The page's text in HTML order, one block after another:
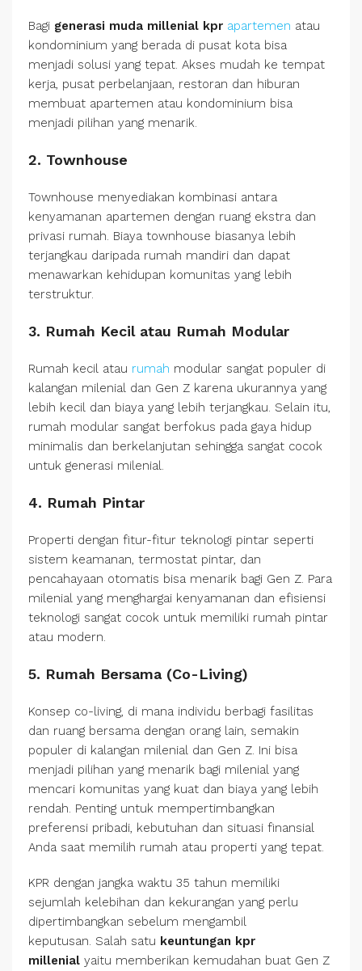
Bagi generasi muda millenial kpr apartemen atau
kondominium yang berada di pusat kota bisa
menjadi solusi yang tepat. Akses mudah ke tempat
kerja, pusat perbelanjaan, restoran dan hiburan
membuat apartemen atau kondominium bisa
menjadi pilihan yang menarik.
2. Townhouse
Townhouse menyediakan kombinasi antara
kenyamanan apartemen dengan ruang ekstra dan
privasi rumah. Biaya townhouse biasanya lebih
terjangkau daripada rumah mandiri dan dapat
menawarkan kehidupan komunitas yang lebih
terstruktur.
3. Rumah Kecil atau Rumah Modular
Rumah kecil atau rumah modular sangat populer di
kalangan milenial dan Gen Z karena ukurannya yang
lebih kecil dan biaya yang lebih terjangkau. Selain itu,
rumah modular sangat berfokus pada gaya hidup
minimalis dan berkelanjutan sehingga sangat cocok
untuk generasi milenial.
4. Rumah Pintar
Properti dengan fitur-fitur teknologi pintar seperti
sistem keamanan, termostat pintar, dan
pencahayaan otomatis bisa menarik bagi Gen Z. Para
milenial yang menghargai kenyamanan dan efisiensi
teknologi sangat cocok untuk memiliki rumah pintar
atau modern.
5. Rumah Bersama (Co-Living)
Konsep co-living, di mana individu berbagi fasilitas
dan ruang bersama dengan orang lain, semakin
populer di kalangan milenial dan Gen Z. Ini bisa
menjadi pilihan yang menarik bagi milenial yang
mencari komunitas yang kuat dan biaya yang lebih
rendah. Penting untuk mempertimbangkan
preferensi pribadi, kebutuhan dan situasi finansial
Anda saat memilih rumah atau properti yang tepat.
KPR dengan jangka waktu 35 tahun memiliki
sejumlah kelebihan dan kekurangan yang perlu
dipertimbangkan sebelum mengambil
keputusan. Salah satu keuntungan kpr
millenial yaitu memberikan kemudahan buat Gen Z